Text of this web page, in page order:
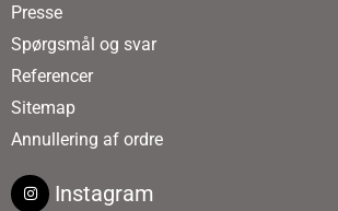
Presse
Spørgsmål og svar
Referencer
Sitemap
Annullering af ordre
Instagram